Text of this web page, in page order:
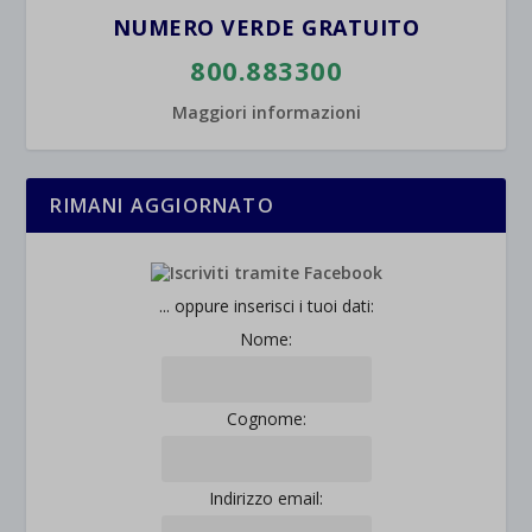
NUMERO VERDE GRATUITO
800.883300
Maggiori informazioni
RIMANI AGGIORNATO
... oppure inserisci i tuoi dati:
Nome:
Cognome:
Indirizzo email: